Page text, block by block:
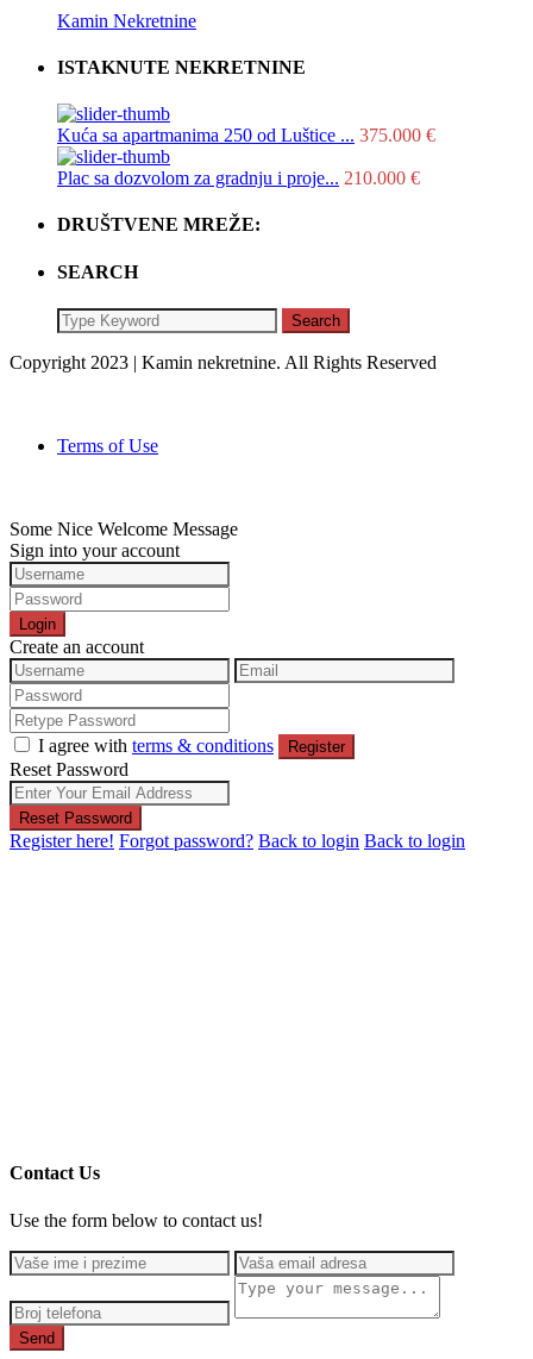
Kamin Nekretnine
ISTAKNUTE NEKRETNINE
Kuća sa apartmanima 250 od Luštice ... 375.000 €
Plac sa dozvolom za gradnju i proje... 210.000 €
DRUŠTVENE MREŽE:
SEARCH
Search
Copyright 2023 | Kamin nekretnine. All Rights Reserved
Terms of Use
Some Nice Welcome Message
Sign into your account
Login
Create an account
I agree with terms & conditions Register
Reset Password
Reset Password
Register here! Forgot password? Back to login Back to login
Contact Us
Use the form below to contact us!
Send